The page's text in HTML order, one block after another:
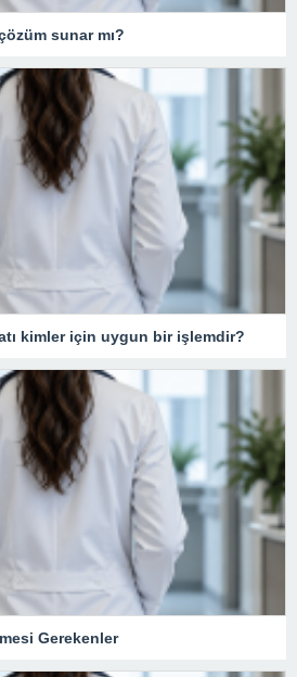
sunar mı?
kimler için uygun bir işlemdir?
Gerekenler